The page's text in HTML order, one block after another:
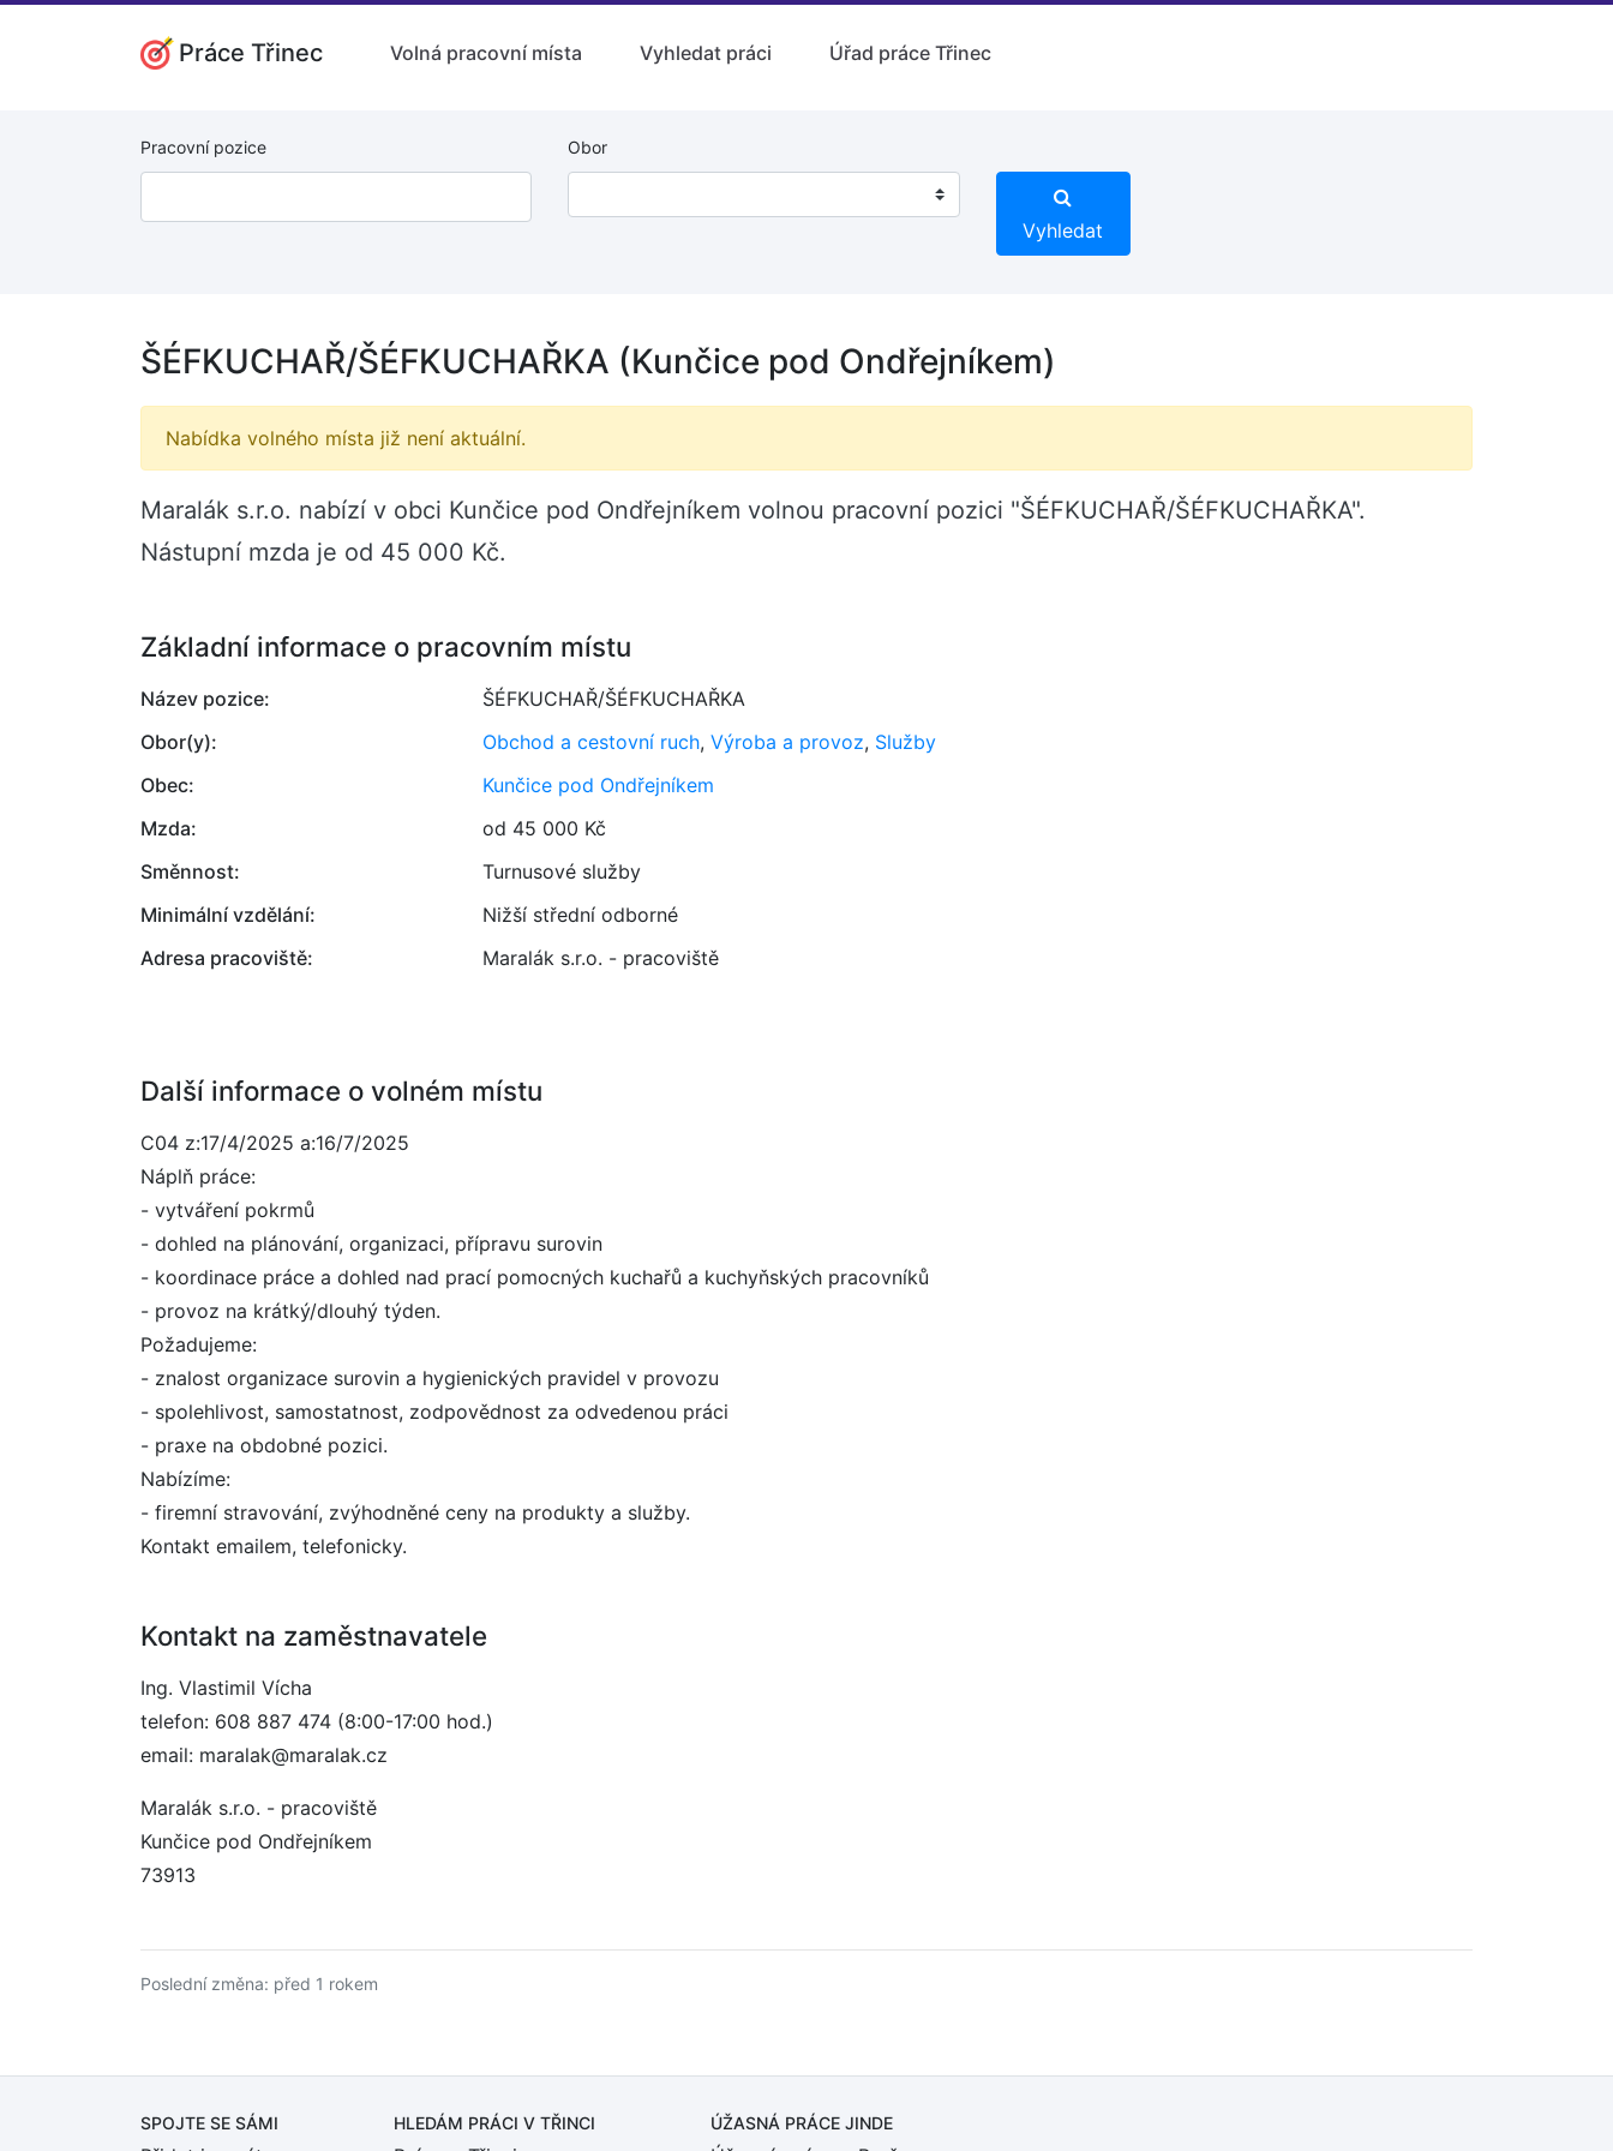
Práce Třinec Volná pracovní místa Vyhledat práci Úřad práce Třinec
Pracovní pozice Obor
Vyhledat
ŠÉFKUCHAŘ/ŠÉFKUCHAŘKA (Kunčice pod Ondřejníkem)
Nabídka volného místa již není aktuální.
Maralák s.r.o. nabízí v obci Kunčice pod Ondřejníkem volnou pracovní pozici "ŠÉFKUCHAŘ/ŠÉFKUCHAŘKA".
Nástupní mzda je od 45 000 Kč.
Základní informace o pracovním místu
Název pozice:
ŠÉFKUCHAŘ/ŠÉFKUCHAŘKA
Obor(y):
Obchod a cestovní ruch, Výroba a provoz, Služby
Obec:
Kunčice pod Ondřejníkem
Mzda:
od 45 000 Kč
Směnnost:
Turnusové služby
Minimální vzdělání:
Nižší střední odborné
Adresa pracoviště:
Maralák s.r.o. - pracoviště
Další informace o volném místu
C04 z:17/4/2025 a:16/7/2025
Náplň práce:
- vytváření pokrmů
- dohled na plánování, organizaci, přípravu surovin
- koordinace práce a dohled nad prací pomocných kuchařů a kuchyňských pracovníků
- provoz na krátký/dlouhý týden.
Požadujeme:
- znalost organizace surovin a hygienických pravidel v provozu
- spolehlivost, samostatnost, zodpovědnost za odvedenou práci
- praxe na obdobné pozici.
Nabízíme:
- firemní stravování, zvýhodněné ceny na produkty a služby.
Kontakt emailem, telefonicky.
Kontakt na zaměstnavatele
Ing. Vlastimil Vícha
telefon: 608 887 474 (8:00-17:00 hod.)
email: maralak@maralak.cz
Maralák s.r.o. - pracoviště
Kunčice pod Ondřejníkem
73913
Poslední změna: před 1 rokem
SPOJTE SE SÁMI HLEDÁM PRÁCI V TŘINCI ÚŽASNÁ PRÁCE JINDE